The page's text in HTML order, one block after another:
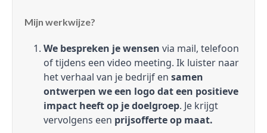
Mijn werkwijze?
We bespreken je wensen via mail, telefoon
of tijdens een video meeting. Ik luister naar
het verhaal van je bedrijf en samen
ontwerpen we een logo dat een positieve
impact heeft op je doelgroep. Je krijgt
vervolgens een prijsofferte op maat.